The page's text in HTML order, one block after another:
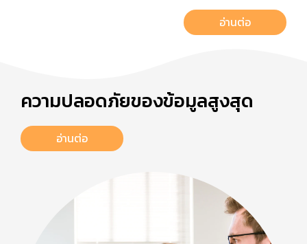
อ่านต่อ
ความปลอดภัยของข้อมูลสูงสุด
อ่านต่อ